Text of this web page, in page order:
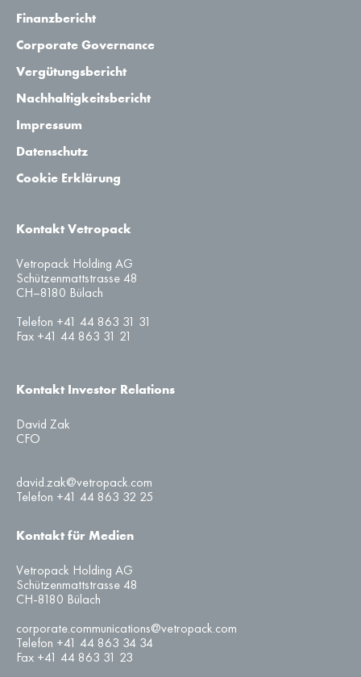
Finanzbericht
Corporate Governance
Vergütungsbericht
Nachhaltigkeitsbericht
Impressum
Datenschutz
Cookie Erklärung
Kontakt Vetropack
Vetropack Holding AG
Schützenmattstrasse 48
CH–8180 Bülach
Telefon +41 44 863 31 31
Fax +41 44 863 31 21
Kontakt Investor Relations
David Zak
CFO
david.zak@vetropack.com
Telefon +41 44 863 32 25
Kontakt für Medien
Vetropack Holding AG
Schützenmattstrasse 48
CH-8180 Bülach
corporate.communications@vetropack.com
Telefon +41 44 863 34 34
Fax +41 44 863 31 23